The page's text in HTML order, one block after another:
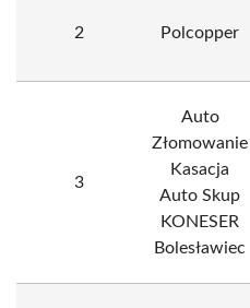
2 Polcopper
3
Auto
Złomowanie
Kasacja
Auto Skup
KONESER
Bolesławiec